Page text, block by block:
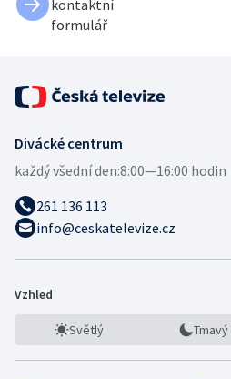
kontaktní
formulář
Divácké centrum
každý všední den:8:00—16:00 hodin
261 136 113
info@ceskatelevize.cz
Vzhled
Světlý Tmavý